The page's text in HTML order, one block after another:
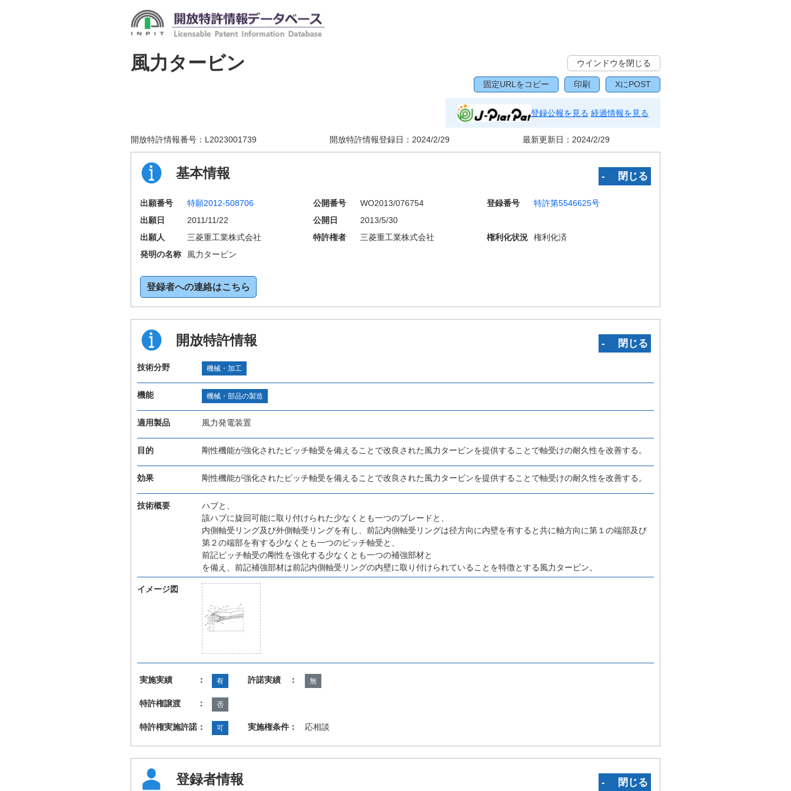
風力タービン ウインドウを閉じる
固定URLをコピー 印刷 XにPOST
登録公報を見る 経過情報を見る
開放特許情報番号： L2023001739 開放特許情報登録日： 2024/2/29 最新更新日： 2024/2/29
基本情報 ‐ 閉じる
出願番号 特願2012-508706 公開番号 WO2013/076754 登録番号
特許第5546625号
出願日
2011/11/22 公開日
2013/5/30
出願人
三菱重工業株式会社 特許権者 三菱重工業株式会社 権利化状況
権利化済
発明の名称
風力タービン
登録者への連絡はこちら
開放特許情報 ‐ 閉じる
技術分野 機械・加工
機能 機械・部品の製造
適用製品 風力発電装置
目的 剛性機能が強化されたピッチ軸受を備えることで改良された風力タービンを提供することで軸受けの耐久性を改善する。
効果 剛性機能が強化されたピッチ軸受を備えることで改良された風力タービンを提供することで軸受けの耐久性を改善する。
技術概要
ハブと、
該ハブに旋回可能に取り付けられた少なくとも一つのブレードと、
内側軸受リング及び外側軸受リングを有し、前記内側軸受リングは径方向に内壁を有すると共に軸方向に第１の端部及び
第２の端部を有する少なくとも一つのピッチ軸受と、
前記ピッチ軸受の剛性を強化する少なくとも一つの補強部材と
を備え、前記補強部材は前記内側軸受リングの内壁に取り付けられていることを特徴とする風力タービン。
イメージ図
実施実績 ： 有 許諾実績 ： 無
特許権譲渡 ： 否
特許権実施許諾： 可 実施権条件： 応相談
登録者情報 ‐ 閉じる